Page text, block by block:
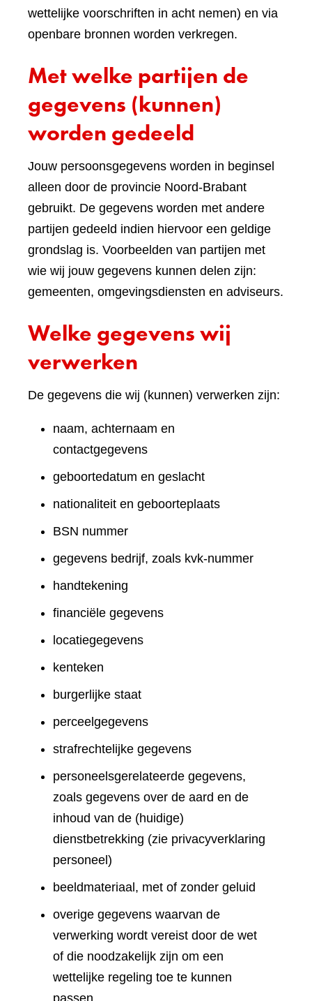
wettelijke voorschriften in acht nemen) en via
openbare bronnen worden verkregen.
Met welke partijen de
gegevens (kunnen)
worden gedeeld
Jouw persoonsgegevens worden in beginsel
alleen door de provincie Noord-Brabant
gebruikt. De gegevens worden met andere
partijen gedeeld indien hiervoor een geldige
grondslag is. Voorbeelden van partijen met
wie wij jouw gegevens kunnen delen zijn:
gemeenten, omgevingsdiensten en adviseurs.
Welke gegevens wij
verwerken
De gegevens die wij (kunnen) verwerken zijn:
naam, achternaam en
contactgegevens
geboortedatum en geslacht
nationaliteit en geboorteplaats
BSN nummer
gegevens bedrijf, zoals kvk-nummer
handtekening
financiële gegevens
locatiegegevens
kenteken
burgerlijke staat
perceelgegevens
strafrechtelijke gegevens
personeelsgerelateerde gegevens,
zoals gegevens over de aard en de
inhoud van de (huidige)
dienstbetrekking (zie privacyverklaring
personeel)
beeldmateriaal, met of zonder geluid
overige gegevens waarvan de
verwerking wordt vereist door de wet
of die noodzakelijk zijn om een
wettelijke regeling toe te kunnen
passen